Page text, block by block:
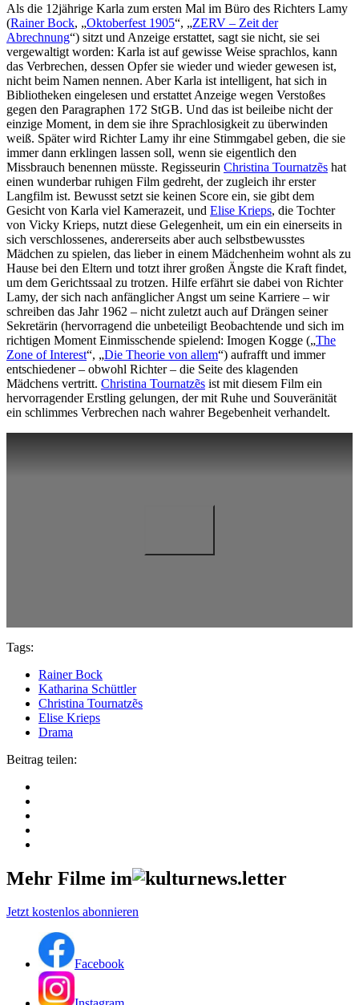
Als die 12jährige Karla zum ersten Mal im Büro des Richters Lamy
(Rainer Bock, „Oktoberfest 1905“, „ZERV – Zeit der
Abrechnung“) sitzt und Anzeige erstattet, sagt sie nicht, sie sei
vergewaltigt worden: Karla ist auf gewisse Weise sprachlos, kann
das Verbrechen, dessen Opfer sie wieder und wieder gewesen ist,
nicht beim Namen nennen. Aber Karla ist intelligent, hat sich in
Bibliotheken eingelesen und erstattet Anzeige wegen Verstoßes
gegen den Paragraphen 172 StGB. Und das ist beileibe nicht der
einzige Moment, in dem sie ihre Sprachlosigkeit zu überwinden
weiß. Später wird Richter Lamy ihr eine Stimmgabel geben, die sie
immer dann erklingen lassen soll, wenn sie eigentlich den
Missbrauch benennen müsste. Regisseurin Christina Tournatzẽs hat
einen wunderbar ruhigen Film gedreht, der zugleich ihr erster
Langfilm ist. Bewusst setzt sie keinen Score ein, sie gibt dem
Gesicht von Karla viel Kamerazeit, und Elise Krieps, die Tochter
von Vicky Krieps, nutzt diese Gelegenheit, um ein ein einerseits in
sich verschlossenes, andererseits aber auch selbstbewusstes
Mädchen zu spielen, das lieber in einem Mädchenheim wohnt als zu
Hause bei den Eltern und totzt ihrer großen Ängste die Kraft findet,
um dem Gerichtssaal zu trotzen. Hilfe erfährt sie dabei von Richter
Lamy, der sich nach anfänglicher Angst um seine Karriere – wir
schreiben das Jahr 1962 – nicht zuletzt auch auf Drängen seiner
Sekretärin (hervorragend die unbeteiligt Beobachtende und sich im
richtigen Moment Einmisschende spielend: Imogen Kogge („The
Zone of Interest“, „Die Theorie von allem“) aufrafft und immer
entschiedener – obwohl Richter – die Seite des klagenden
Mädchens vertritt. Christina Tournatzẽs ist mit diesem Film ein
hervorragender Erstling gelungen, der mit Ruhe und Souveränität
ein schlimmes Verbrechen nach wahrer Begebenheit verhandelt.
Tags:
Rainer Bock
Katharina Schüttler
Christina Tournatzẽs
Elise Krieps
Drama
Beitrag teilen:
Mehr Filme im
Jetzt kostenlos abonnieren
Facebook